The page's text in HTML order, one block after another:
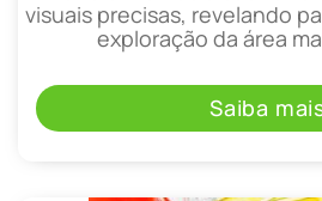
visuais precisas, revelando
exploração da área
Saiba